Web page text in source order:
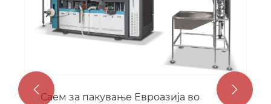
Саем за пакување Евроазија во
 